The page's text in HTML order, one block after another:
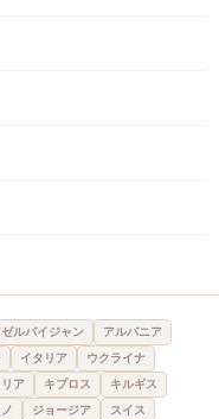
ゼルバイジャン
アルバニア
イタリア
ウクライナ
ア キプロス
キルギス
ジョージア
スイス